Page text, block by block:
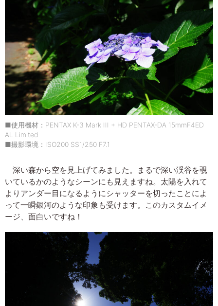
■使用機材：PENTAX K-3 Mark III + HD PENTAX-DA 15mmF4ED
AL Limited
■撮影環境：ISO200 SS1/250 F7.1
深い森から空を見上げてみました。まるで深い渓谷を覗
いているかのようなシーンにも見えますね。太陽を入れて
よりアンダー目になるようにシャッターを切ったことによ
って一瞬銀河のような印象も受けます。このカスタムイメ
ージ、面白いですね！